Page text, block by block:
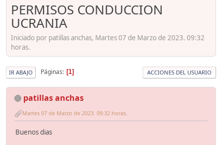
PERMISOS CONDUCCION
UCRANIA
Iniciado por patillas anchas, Martes 07 de Marzo de 2023. 09:32
horas.
IR ABAJO Páginas 1 ACCIONES DEL USUARIO
patillas anchas
Martes 07 de Marzo de 2023. 09:32 horas.
Buenos dias